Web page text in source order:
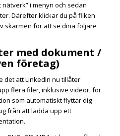
i menyn och sedan
Därefter klickar du på fliken
skärmen för att se dina följare
med dokument /
företag)
det att LinkedIn nu tillåter
flera filer, inklusive videor, för
som automatiskt flyttar dig
från att ladda upp ett